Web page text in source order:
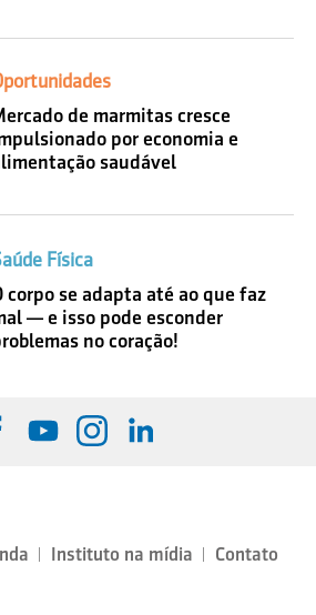
de marmitas cresce
por economia e
saudável
Física
corpo se adapta até ao que faz
— e isso pode esconder
no coração!
Instituto na mídia
Contato